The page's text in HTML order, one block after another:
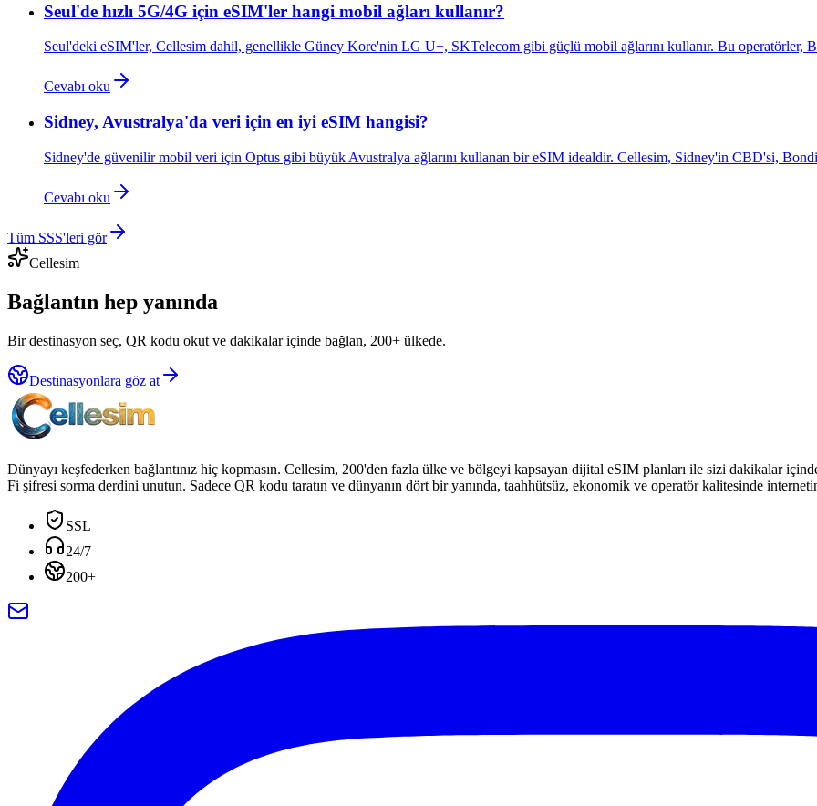
Seul'de hızlı 5G/4G için eSIM'ler hangi mobil ağları kullanır?
Seul'deki eSIM'ler, Cellesim dahil, genellikle Güney Kore'nin LG U+, SKTelecom gibi güçlü mobil ağlarını kullanır. Bu operatörler,
Cevabı oku
Sidney, Avustralya'da veri için en iyi eSIM hangisi?
Sidney'de güvenilir mobil veri için Optus gibi büyük Avustralya ağlarını kullanan bir eSIM idealdir. Cellesim, Sidney'in CBD'si,
Cevabı oku
Tüm SSS'leri gör
Cellesim
Bağlantın hep yanında
Bir destinasyon seç, QR kodu okut ve dakikalar içinde bağlan, 200+ ülkede.
Destinasyonlara göz at
Dünyayı keşfederken bağlantınız hiç kopmasın. Cellesim, 200'den fazla ülke ve bölgeyi kapsayan dijital eSIM planları ile sizi dakikalar
Fi şifresi sorma derdini unutun. Sadece QR kodu taratın ve dünyanın dört bir yanında, taahhütsüz, ekonomik ve operatör kalitesinde
SSL
24/7
200+